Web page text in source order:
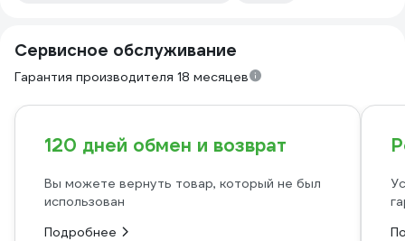
Сервисное обслуживание
Гарантия производителя 18 месяцев
120 дней обмен и возврат
Вы можете вернуть товар, который не был
использован
Подробнее